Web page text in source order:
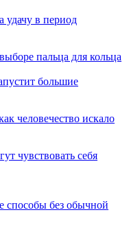
удачу в период
пальца для кольца
большие
человечество искало
чувствовать себя
способы без обычной